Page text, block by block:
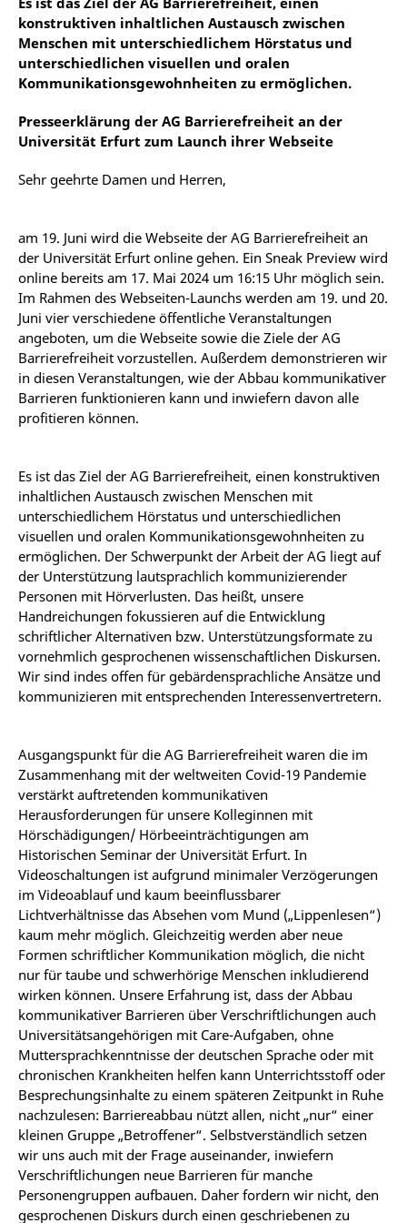
konstruktiven inhaltlichen Austausch zwischen
Menschen mit unterschiedlichem Hörstatus und
unterschiedlichen visuellen und oralen
Kommunikationsgewohnheiten zu ermöglichen.
Presseerklärung der AG Barrierefreiheit an der
Universität Erfurt zum Launch ihrer Webseite
Sehr geehrte Damen und Herren,
am 19. Juni wird die Webseite der AG Barrierefreiheit an
der Universität Erfurt online gehen. Ein Sneak Preview wird
online bereits am 17. Mai 2024 um 16:15 Uhr möglich sein.
Im Rahmen des Webseiten-Launchs werden am 19. und 20.
Juni vier verschiedene öffentliche Veranstaltungen
angeboten, um die Webseite sowie die Ziele der AG
Barrierefreiheit vorzustellen. Außerdem demonstrieren wir
in diesen Veranstaltungen, wie der Abbau kommunikativer
Barrieren funktionieren kann und inwiefern davon alle
profitieren können.
Es ist das Ziel der AG Barrierefreiheit, einen konstruktiven
inhaltlichen Austausch zwischen Menschen mit
unterschiedlichem Hörstatus und unterschiedlichen
visuellen und oralen Kommunikationsgewohnheiten zu
ermöglichen. Der Schwerpunkt der Arbeit der AG liegt auf
der Unterstützung lautsprachlich kommunizierender
Personen mit Hörverlusten. Das heißt, unsere
Handreichungen fokussieren auf die Entwicklung
schriftlicher Alternativen bzw. Unterstützungsformate zu
vornehmlich gesprochenen wissenschaftlichen Diskursen.
Wir sind indes offen für gebärdensprachliche Ansätze und
kommunizieren mit entsprechenden Interessenvertretern.
Ausgangspunkt für die AG Barrierefreiheit waren die im
Zusammenhang mit der weltweiten Covid-19 Pandemie
verstärkt auftretenden kommunikativen
Herausforderungen für unsere Kolleginnen mit
Hörschädigungen/ Hörbeeinträchtigungen am
Historischen Seminar der Universität Erfurt. In
Videoschaltungen ist aufgrund minimaler Verzögerungen
im Videoablauf und kaum beeinflussbarer
Lichtverhältnisse das Absehen vom Mund („Lippenlesen“)
kaum mehr möglich. Gleichzeitig werden aber neue
Formen schriftlicher Kommunikation möglich, die nicht
nur für taube und schwerhörige Menschen inkludierend
wirken können. Unsere Erfahrung ist, dass der Abbau
kommunikativer Barrieren über Verschriftlichungen auch
Universitätsangehörigen mit Care-Aufgaben, ohne
Muttersprachkenntnisse der deutschen Sprache oder mit
chronischen Krankheiten helfen kann Unterrichtsstoff oder
Besprechungsinhalte zu einem späteren Zeitpunkt in Ruhe
nachzulesen: Barriereabbau nützt allen, nicht „nur“ einer
kleinen Gruppe „Betroffener“. Selbstverständlich setzen
wir uns auch mit der Frage auseinander, inwiefern
Verschriftlichungen neue Barrieren für manche
Personengruppen aufbauen. Daher fordern wir nicht, den
gesprochenen Diskurs durch einen geschriebenen zu